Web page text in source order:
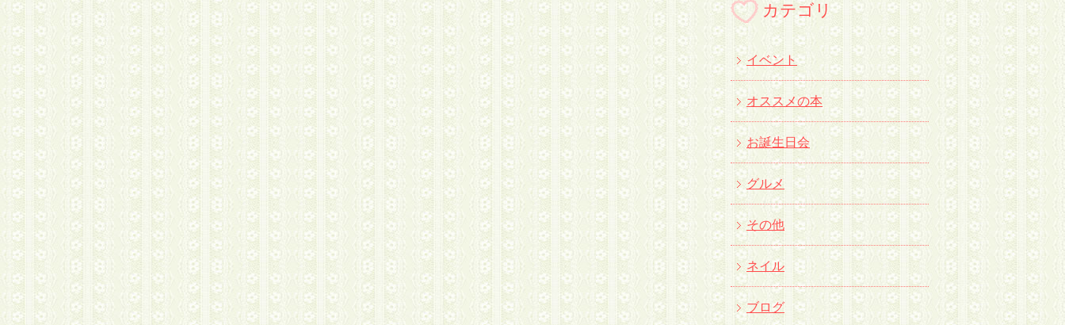
カテゴリ
イベント
オススメの本
お誕生日会
グルメ
その他
ネイル
ブログ